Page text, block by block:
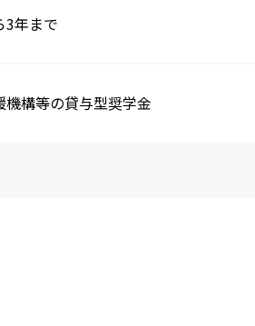
3年まで
機構等の貸与型奨学金